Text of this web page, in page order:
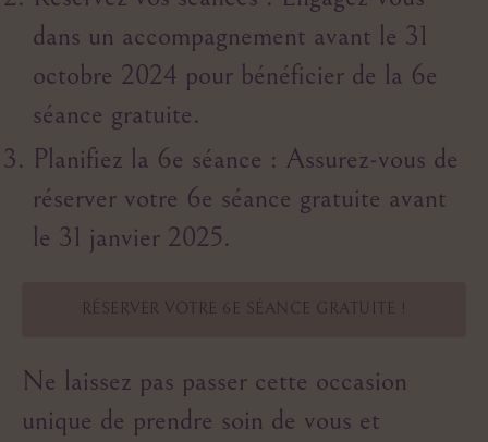
dans un accompagnement avant le 31
octobre 2024 pour bénéficier de la 6e
séance gratuite.
Planifiez la 6e séance : Assurez-vous de
réserver votre 6e séance gratuite avant
le 31 janvier 2025.
RÉSERVER VOTRE 6E SÉANCE GRATUITE !
Ne laissez pas passer cette occasion
unique de prendre soin de vous et